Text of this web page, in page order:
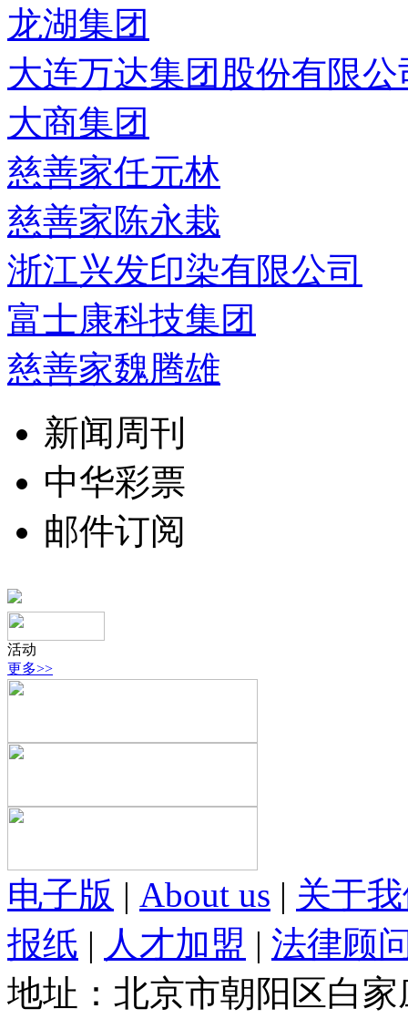
龙湖集团
大连万达集团股份有限公
大商集团
慈善家任元林
慈善家陈永栽
浙江兴发印染有限公司
富士康科技集团
慈善家魏腾雄
新闻周刊
中华彩票
邮件订阅
活动
更多>>
电子版 | About us | 关于
报纸 | 人才加盟 | 法律顾
地址：北京市朝阳区白